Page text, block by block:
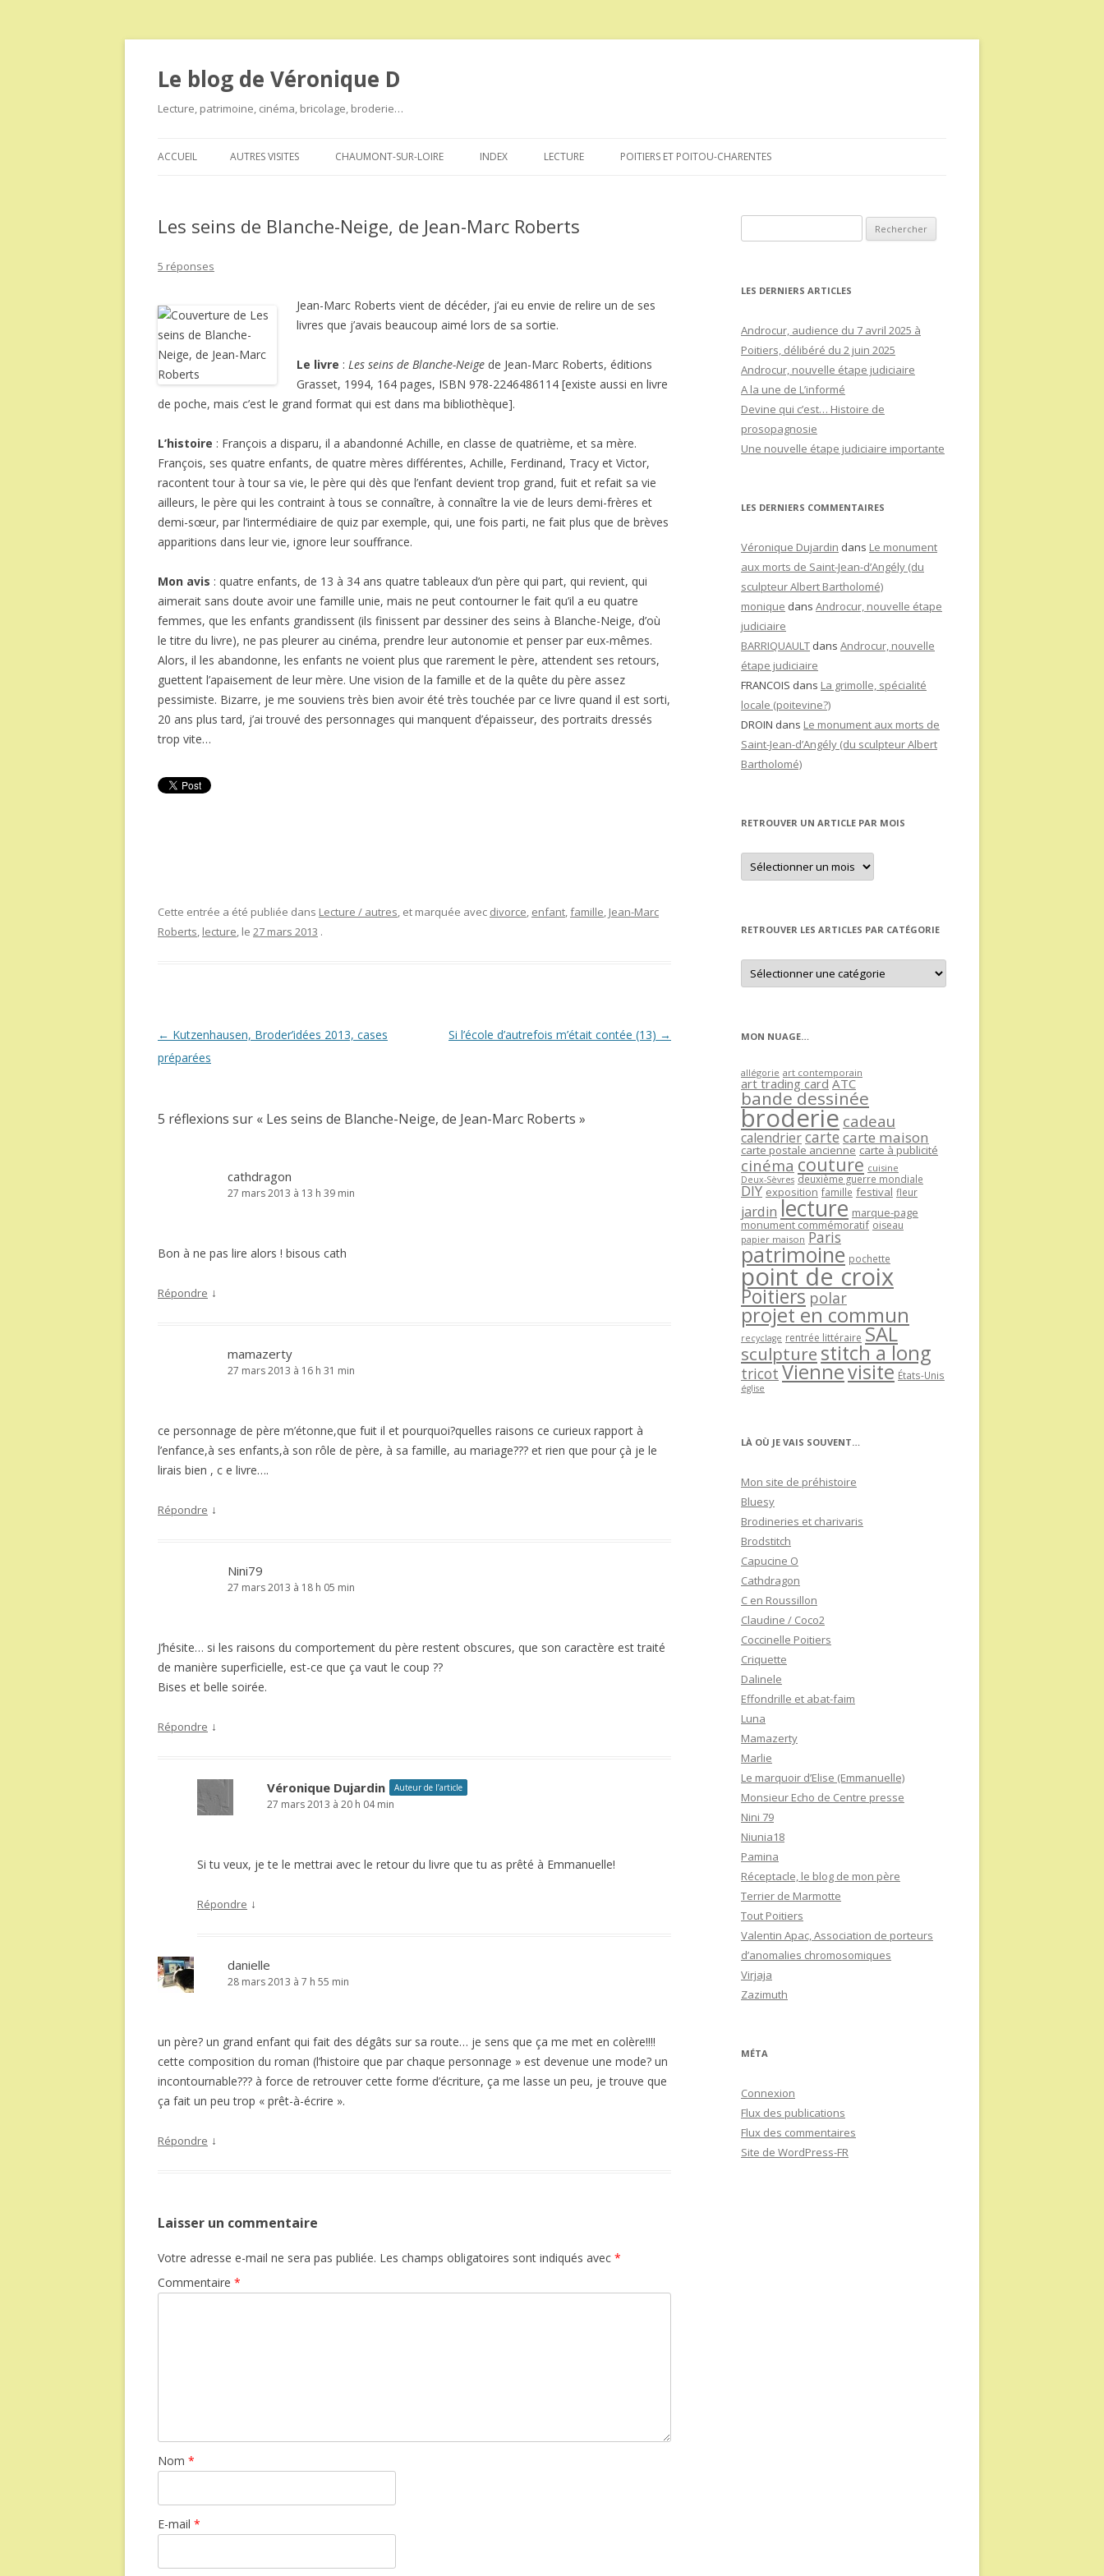
Le blog de Véronique D
Lecture, patrimoine, cinéma, bricolage, broderie…
au
ACCUEIL AUTRES VISITES CHAUMONT-SUR-LOIRE INDEX LECTURE POITIERS ET POITOU-CHARENTES
Les seins de Blanche-Neige, de Jean-Marc Roberts
5 réponses
Jean-Marc Roberts vient de décéder, j’ai eu envie de relire un de ses
livres que j’avais beaucoup aimé lors de sa sortie.
Le livre : Les seins de Blanche-Neige de Jean-Marc Roberts, éditions
Grasset, 1994, 164 pages, ISBN 978-2246486114 [existe aussi en livre
de poche, mais c’est le grand format qui est dans ma bibliothèque].
L’histoire : François a disparu, il a abandonné Achille, en classe de quatrième, et sa mère.
François, ses quatre enfants, de quatre mères différentes, Achille, Ferdinand, Tracy et Victor,
racontent tour à tour sa vie, le père qui dès que l’enfant devient trop grand, fuit et refait sa vie
ailleurs, le père qui les contraint à tous se connaître, à connaître la vie de leurs demi-frères et
demi-sœur, par l’intermédiaire de quiz par exemple, qui, une fois parti, ne fait plus que de brèves
apparitions dans leur vie, ignore leur souffrance.
Mon avis : quatre enfants, de 13 à 34 ans quatre tableaux d’un père qui part, qui revient, qui
aimerait sans doute avoir une famille unie, mais ne peut contourner le fait qu’il a eu quatre
femmes, que les enfants grandissent (ils finissent par dessiner des seins à Blanche-Neige, d’où
le titre du livre), ne pas pleurer au cinéma, prendre leur autonomie et penser par eux-mêmes.
Alors, il les abandonne, les enfants ne voient plus que rarement le père, attendent ses retours,
guettent l’apaisement de leur mère. Une vision de la famille et de la quête du père assez
pessimiste. Bizarre, je me souviens très bien avoir été très touchée par ce livre quand il est sorti,
20 ans plus tard, j’ai trouvé des personnages qui manquent d’épaisseur, des portraits dressés
trop vite…
Cette entrée a été publiée dans Lecture / autres, et marquée avec divorce, enfant,famille, Jean-Marc
Roberts, lecture, le 27 mars 2013 .
Navigation
des
← Kutzenhausen, Broder’idées 2013, cases
préparées
Si l’école d’autrefois m’était contée (13) →
5 réflexions sur « Les seins de Blanche-Neige, de Jean-Marc Roberts »
cathdragon
27 mars 2013 à 13 h 39 min
Bon à ne pas lire alors ! bisous cath
Répondre ↓
mamazerty
27 mars 2013 à 16 h 31 min
ce personnage de père m’étonne,que fuit il et pourquoi?quelles raisons ce curieux rapport à
l’enfance,à ses enfants,à son rôle de père, à sa famille, au mariage??? et rien que pour çà je le
lirais bien , c e livre….
Répondre ↓
Nini79
27 mars 2013 à 18 h 05 min
J’hésite… si les raisons du comportement du père restent obscures, que son caractère est traité
de manière superficielle, est-ce que ça vaut le coup ??
Bises et belle soirée.
Répondre ↓
Véronique Dujardin Auteur de l’article
27 mars 2013 à 20 h 04 min
Si tu veux, je te le mettrai avec le retour du livre que tu as prêté à Emmanuelle!
Répondre ↓
danielle
28 mars 2013 à 7 h 55 min
un père? un grand enfant qui fait des dégâts sur sa route… je sens que ça me met en colère!!!!
cette composition du roman (l’histoire que par chaque personnage » est devenue une mode? un
incontournable??? à force de retrouver cette forme d’écriture, ça me lasse un peu, je trouve que
ça fait un peu trop « prêt-à-écrire ».
Répondre ↓
Laisser un commentaire
Votre adresse e-mail ne sera pas publiée. Les champs obligatoires sont indiqués avec *
Commentaire *
Nom *
E-mail *
LES DERNIERS ARTICLES
Androcur, audience du 7 avril 2025 à
Poitiers, délibéré du 2 juin 2025
Androcur, nouvelle étape judiciaire
A la une de L’informé
Devine qui c’est… Histoire de
prosopagnosie
Une nouvelle étape judiciaire importante
LES DERNIERS COMMENTAIRES
Véronique Dujardin dans Le monument
aux morts de Saint-Jean-d’Angély (du
sculpteur Albert Bartholomé)
monique dans Androcur, nouvelle étape
judiciaire
BARRIQUAULT dans Androcur, nouvelle
étape judiciaire
FRANCOIS dans La grimolle, spécialité
locale (poitevine?)
DROIN dans Le monument aux morts de
Saint-Jean-d’Angély (du sculpteur Albert
Bartholomé)
RETROUVER UN ARTICLE PAR MOIS
Retrouver
un
article
RETROUVER LES ARTICLES PAR CATÉGORIE
Retrouver
les
articles
MON NUAGE…
allégorie art contemporain
art trading card ATC
bande dessinée
broderie cadeau
calendriercartecarte maison
carte postale ancienne carte à publicité
cinéma couture cuisine
Deux-Sèvres deuxième guerre mondiale
DIY exposition famille festival fleur
jardin lecture marque-page
monument commémoratif oiseau
papier maison Paris
patrimoine pochette
point de croix
Poitiers polar
projet en commun
recyclage rentrée littéraire SAL
sculpture stitch a long
tricot Viennevisite États-Unis
église
LÀ OÙ JE VAIS SOUVENT…
Mon site de préhistoire
Bluesy
Brodineries et charivaris
Brodstitch
Capucine O
Cathdragon
C en Roussillon
Claudine / Coco2
Coccinelle Poitiers
Criquette
Dalinele
Effondrille et abat-faim
Luna
Mamazerty
Marlie
Le marquoir d’Elise (Emmanuelle)
Monsieur Echo de Centre presse
Nini 79
Niunia18
Pamina
Réceptacle, le blog de mon père
Terrier de Marmotte
Tout Poitiers
Valentin Apac, Association de porteurs
d’anomalies chromosomiques
Virjaja
Zazimuth
MÉTA
Connexion
Flux des publications
Flux des commentaires
Site de WordPress-FR